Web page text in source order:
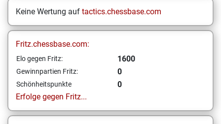
Keine Wertung auf tactics.chessbase.com
Fritz.chessbase.com:
Elo gegen Fritz: 1600
Gewinnpartien Fritz: 0
Schönheitspunkte
0
Erfolge gegen Fritz...